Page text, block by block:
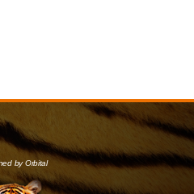
by Orbital